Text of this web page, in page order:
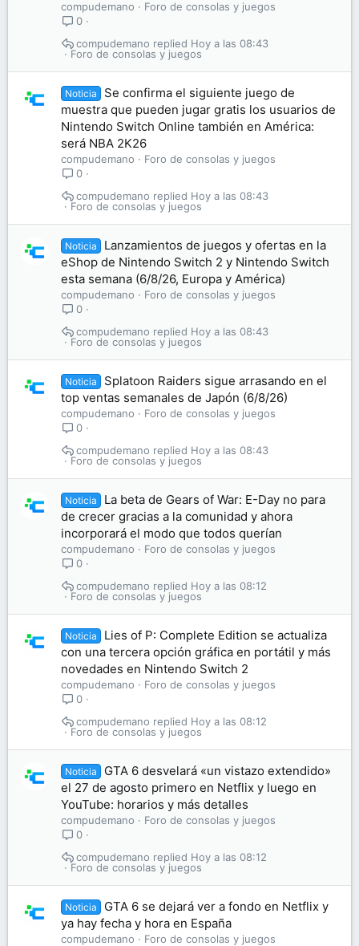
compudemano
Foro de consolas y juegos
0
Foro de consolas y juegos
Hoy a las 08:43
compudemano
Noticia
Se confirma el siguiente juego de
muestra que pueden jugar gratis los usuarios de
Nintendo Switch Online también en América:
será NBA 2K26
compudemano
Foro de consolas y juegos
0
Foro de consolas y juegos
Hoy a las 08:43
compudemano
Noticia
Lanzamientos de juegos y ofertas en la
eShop de Nintendo Switch 2 y Nintendo Switch
esta semana (6/8/26, Europa y América)
compudemano
Foro de consolas y juegos
0
Foro de consolas y juegos
Hoy a las 08:43
compudemano
Noticia
Splatoon Raiders sigue arrasando en el
top ventas semanales de Japón (6/8/26)
compudemano
Foro de consolas y juegos
0
Foro de consolas y juegos
Hoy a las 08:43
compudemano
Noticia
La beta de Gears of War: E-Day no para
de crecer gracias a la comunidad y ahora
incorporará el modo que todos querían
compudemano
Foro de consolas y juegos
0
Foro de consolas y juegos
Hoy a las 08:12
compudemano
Noticia
Lies of P: Complete Edition se actualiza
con una tercera opción gráfica en portátil y más
novedades en Nintendo Switch 2
compudemano
Foro de consolas y juegos
0
Foro de consolas y juegos
Hoy a las 08:12
compudemano
Noticia
GTA 6 desvelará «un vistazo extendido»
el 27 de agosto primero en Netflix y luego en
YouTube: horarios y más detalles
compudemano
Foro de consolas y juegos
0
Foro de consolas y juegos
Hoy a las 08:12
compudemano
Noticia
GTA 6 se dejará ver a fondo en Netflix y
ya hay fecha y hora en España
compudemano
Foro de consolas y juegos